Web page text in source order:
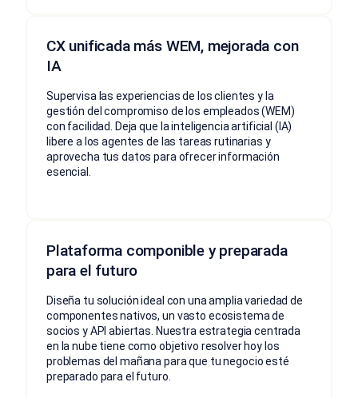
CX unificada más WEM, mejorada con
IA
Supervisa las experiencias de los clientes y la
gestión del compromiso de los empleados (WEM)
con facilidad. Deja que la inteligencia artificial (IA)
libere a los agentes de las tareas rutinarias y
aprovecha tus datos para ofrecer información
esencial.
Plataforma componible y preparada
para el futuro
Diseña tu solución ideal con una amplia variedad de
componentes nativos, un vasto ecosistema de
socios y API abiertas. Nuestra estrategia centrada
en la nube tiene como objetivo resolver hoy los
problemas del mañana para que tu negocio esté
preparado para el futuro.